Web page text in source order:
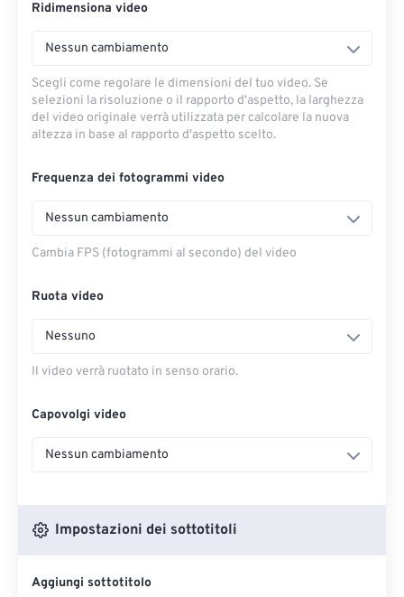
Ridimensiona video
Nessun cambiamento
Scegli come regolare le dimensioni del tuo video. Se
selezioni la risoluzione o il rapporto d'aspetto, la larghezza
del video originale verrà utilizzata per calcolare la nuova
altezza in base al rapporto d'aspetto scelto.
Frequenza dei fotogrammi video
Nessun cambiamento
Cambia FPS (fotogrammi al secondo) del video
Ruota video
Nessuno
Il video verrà ruotato in senso orario.
Capovolgi video
Nessun cambiamento
Impostazioni dei sottotitoli
Aggiungi sottotitolo